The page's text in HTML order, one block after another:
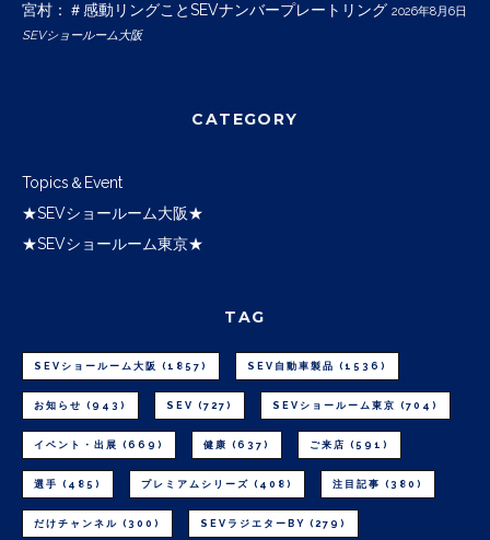
宮村：＃感動リングことSEVナンバープレートリング 2026年8月6日
SEVショールーム大阪
CATEGORY
Topics＆Event
★SEVショールーム大阪★
★SEVショールーム東京★
TAG
SEVショールーム大阪 (1857) SEV自動車製品 (1536)
お知らせ (943) SEV (727) SEVショールーム東京 (704)
イベント・出展 (669) 健康 (637) ご来店 (591)
選手 (485) プレミアムシリーズ (408) 注目記事 (380)
だけチャンネル (300) SEVラジエターBY (279)